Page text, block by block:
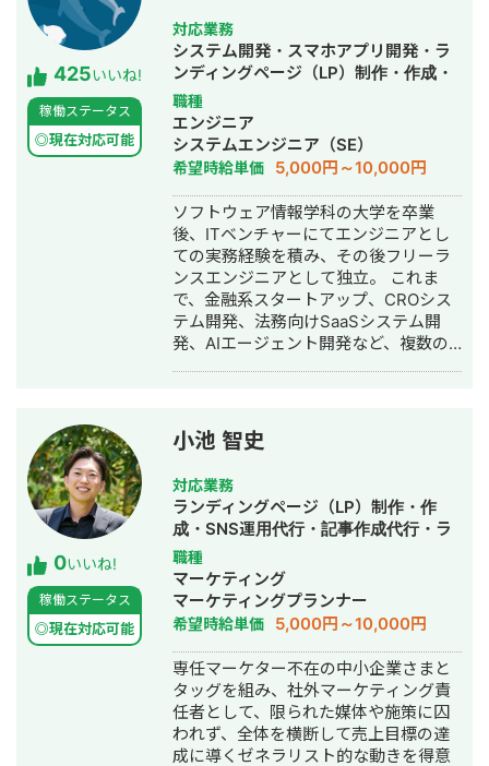
してStockSunに参画。
425いいね!
稼働ステータス
◎現在対応可能
対応業務
システム開発・スマホアプリ開発・ラ
ンディングページ（LP）制作・作成・
ECサイト構築・ネットショップ作成代
行・SEO対策・新規事業立上・SNS運
用代行・記事作成代行・ライティン
グ・翻訳・ホームページ制作・作成・
バナー制作・デザイン・ロゴデザイ
ン・作成・イラスト制作・動画制作・
動画編集・AI活用
職種
エンジニア
システムエンジニア（SE）
希望時給単価 5,000円～10,000円
ソフトウェア情報学科の大学を卒業
後、ITベンチャーにてエンジニアとし
ての実務経験を積み、その後フリーラ
ンスエンジニアとして独立。 これま
で、金融系スタートアップ、CROシス
テム開発、法務向けSaaSシステム開
発、AIエージェント開発など、複数の
得意としており、要件定義、設計、実
装、本番リリース、運用改善まで一貫
して対応しています。 特に、仕様が複
雑な業務システムや、要件がまだ固ま
りきっていない新規開発において、事
業目的を整理しながら、正確にスピー
ド感を持って形にしていくことを強み
としています。 いまはスタートアップ
案件にてAIエージェント開発にも携わ
っており、AI活用した業務効率化、新
機能開発、既存プロダクトへのAI機能
の組み込みなどにも対応しています。
単純に言われたものを作るだけではな
く、事業として使える形に落とし込む
ことを重視し、開発の初期段階からリ
リース後の運用まで伴走しています。
0いいね!
稼働ステータス
◎現在対応可能
小池 智史
対応業務
ランディングページ（LP）制作・作
成・SNS運用代行・記事作成代行・ラ
イティング・ホームページ制作・作
成・バナー制作・デザイン・ロゴデザ
イン・作成・リスティング広告運用代
行・動画制作・動画編集・AI活用
職種
マーケティング
マーケティングプランナー
希望時給単価 5,000円～10,000円
専任マーケター不在の中小企業さまと
タッグを組み、社外マーケティング責
任者として、限られた媒体や施策に囚
われず、全体を横断して売上目標の達
成に導くゼネラリスト的な動きを得意